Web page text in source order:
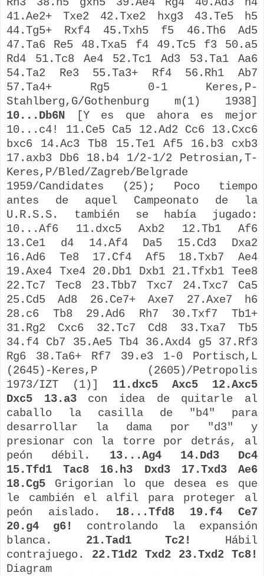
41.Ae2+ Txe2 42.Txe2 hxg3 43.Te5 h5
44.Tg5+ Rxf4 45.Txh5 f5 46.Th6 Ad5
47.Ta6 Re5 48.Txa5 f4 49.Tc5 f3 50.a5
Rd4 51.Tc8 Ae4 52.Tc1 Ad3 53.Ta1 Aa6
54.Ta2 Re3 55.Ta3+ Rf4 56.Rh1 Ab7
57.Ta4+ Rg5 0-1 Keres,P-
Stahlberg,G/Gothenburg m(1) 1938]
10...Db6N
[Y es que ahora es mejor
10...c4! 11.Ce5 Ca5 12.Ad2 Cc6 13.Cxc6
bxc6 14.Ac3 Tb8 15.Te1 Af5 16.b3 cxb3
17.axb3 Db6 18.b4 1/2-1/2 Petrosian,T-
Keres,P/Bled/Zagreb/Belgrade
1959/Candidates (25); Poco tiempo
antes de aquel Campeonato de la
U.R.S.S. también se había jugado:
10...Af6 11.dxc5 Axb2 12.Tb1 Af6
13.Ce1 d4 14.Af4 Da5 15.Cd3 Dxa2
16.Ad6 Te8 17.Cf4 Af5 18.Txb7 Ae4
19.Axe4 Txe4 20.Db1 Dxb1 21.Tfxb1 Tee8
22.Tc7 Tec8 23.Tbb7 Txc7 24.Txc7 Ca5
25.Cd5 Ad8 26.Ce7+ Axe7 27.Axe7 h6
28.c6 Tb8 29.Ad6 Rh7 30.Txf7 Tb1+
31.Rg2 Cxc6 32.Tc7 Cd8 33.Txa7 Tb5
34.f4 Cb7 35.Ae5 Tb4 36.Axd4 g5 37.Rf3
Rg6 38.Ta6+ Rf7 39.e3 1-0 Portisch,L
(2645)-Keres,P (2605)/Petropolis
1973/IZT (1)] 11.dxc5 Axc5 12.Axc5
Dxc5 13.a3 con idea de quitarle al
caballo la casilla de "b4" para
desarrollar la dama por "d3" y
presionar con la torre por detrás, al
peón débil. 13...Ag4 14.Dd3 Dc4
15.Tfd1 Tac8 16.h3 Dxd3 17.Txd3 Ae6
18.Cg5 Grigorian lo que desea es que
le cambién el alfil para proteger al
peón aislado. 18...Tfd8 19.f4 Ce7
20.g4 g6! controlando la expansión
blanca. 21.Tad1 Tc2! Hábil
contrajuego. 22.T1d2 Txd2 23.Txd2 Tc8!
Diagram